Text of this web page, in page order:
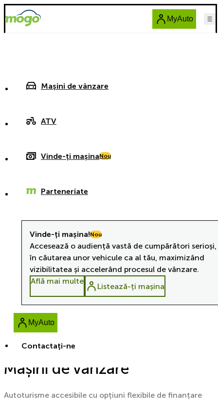
MyAuto
Mașini de vânzare
ATV
Vinde-ți mașinaNou
Parteneriate
Contactaţi-ne
Vinde-ți mașina!Nou
Accesează o audiență vastă de cumpărători
în căutarea unor vehicule ca al tău, maximizând
vizibilitatea și accelerând procesul de vânzare.
Află mai multe
Listează-ți mașina
MyAuto
Mașini de vânzare
Autoturisme accesibile cu opțiuni flexibile de finanțare